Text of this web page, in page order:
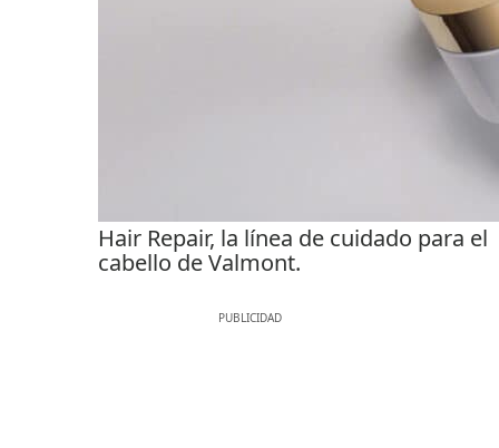
Hair Repair, la línea de cuidado para el
cabello de Valmont.